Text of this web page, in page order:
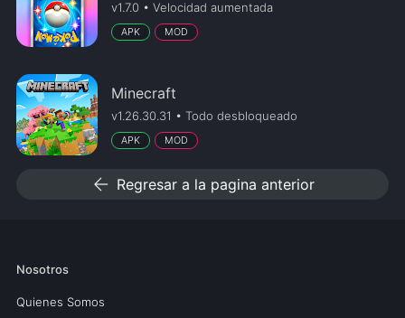
v1.7.0 • Velocidad aumentada
APK MOD
Minecraft
v1.26.30.31 • Todo desbloqueado
APK MOD
arrow_back Regresar a la pagina anterior
Nosotros
Quienes Somos